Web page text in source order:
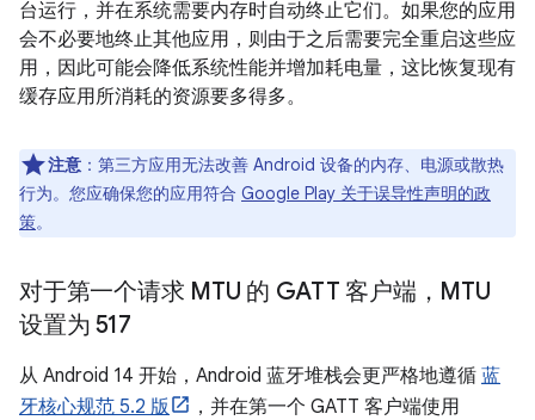
台运行，并在系统需要内存时自动终止它们。如果您的应用
会不必要地终止其他应用，则由于之后需要完全重启这些应
用，因此可能会降低系统性能并增加耗电量，这比恢复现有
缓存应用所消耗的资源要多得多。
注意 ：第三方应用无法改善 Android 设备的内存、电源或散热
行为。您应确保您的应用符合 Google Play 关于误导性声明的政
策。
对于第一个请求 MTU 的 GATT 客户端，MTU
设置为 517
从 Android 14 开始，Android 蓝牙堆栈会更严格地遵循 蓝
牙核心规范 5.2 版
，并在第一个 GATT 客户端使用